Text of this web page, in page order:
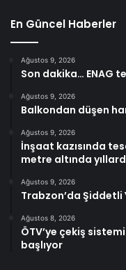
En Güncel Haberler
Ağustos 9, 2026
Son dakika… ENAG
Ağustos 9, 2026
Balkondan düşen
Ağustos 9, 2026
İnşaat kazısında
metre altında
Ağustos 9, 2026
Trabzon’da Şiddetli
Ağustos 8, 2026
ÖTV’ye çekiş
başlıyor